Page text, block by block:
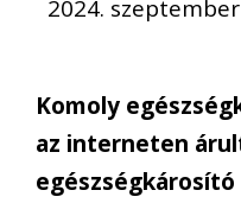
2024.
Komoly
az interneten